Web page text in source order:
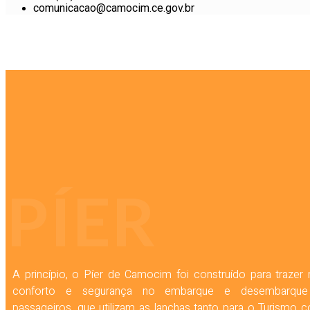
comunicacao@camocim.ce.gov.br
A princípio, o Píer de Camocim foi construído para trazer
conforto e segurança no embarque e